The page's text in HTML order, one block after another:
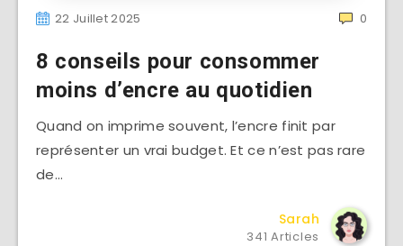
22 Juillet 2025 0
8 conseils pour consommer
moins d’encre au quotidien
Quand on imprime souvent, l’encre finit par
représenter un vrai budget. Et ce n’est pas rare
de…
Sarah
341 Articles